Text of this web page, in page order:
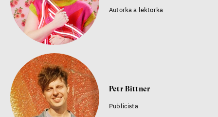
Autorka a lektorka
Petr Bittner
Publicista